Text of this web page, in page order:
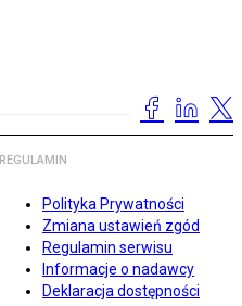
REGULAMIN
Polityka Prywatności
Zmiana ustawień zgód
Regulamin serwisu
Informacje o nadawcy
Deklaracja dostępności